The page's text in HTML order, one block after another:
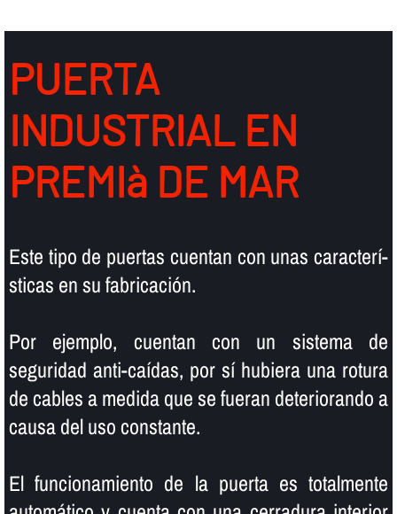
PUERTA
INDUSTRIAL EN
PREMIà DE MAR
Este tipo de puertas cuentan con unas caracterí­
sticas en su fabricación.
Por ejemplo, cuentan con un sistema de
seguridad anti-caí­das, por sí­ hubiera una rotura
de cables a medida que se fueran deteriorando a
causa del uso constante.
El funcionamiento de la puerta es totalmente